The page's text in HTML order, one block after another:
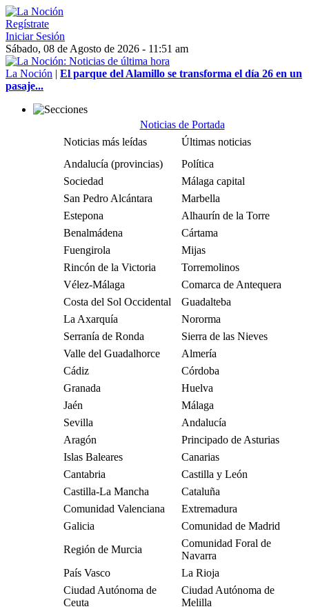
Regístrate
Iniciar Sesión
Sábado, 08 de Agosto de 2026 - 11:51 am
La Noción | El parque del Alamillo se transforma el día 26 en un
pasaje...
Noticias de Portada
Noticias más leídas
Últimas noticias
Andalucía (provincias)
Política
Sociedad
Málaga capital
San Pedro Alcántara
Marbella
Estepona
Alhaurín de la Torre
Benalmádena
Cártama
Fuengirola
Mijas
Rincón de la Victoria
Torremolinos
Vélez-Málaga
Comarca de Antequera
Costa del Sol Occidental
Guadalteba
La Axarquía
Nororma
Serranía de Ronda
Sierra de las Nieves
Valle del Guadalhorce
Almería
Cádiz
Córdoba
Granada
Huelva
Jaén
Málaga
Sevilla
Andalucía
Aragón
Principado de Asturias
Islas Baleares
Canarias
Cantabria
Castilla y León
Castilla-La Mancha
Cataluña
Comunidad Valenciana
Extremadura
Galicia
Comunidad de Madrid
Región de Murcia
Comunidad Foral de
Navarra
País Vasco
La Rioja
Ciudad Autónoma de
Ceuta
Ciudad Autónoma de
Melilla